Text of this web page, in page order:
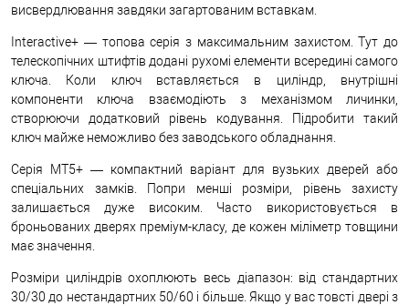
висвердлювання завдяки загартованим вставкам.
Interactive+ — топова серія з максимальним захистом. Тут до
телескопічних штифтів додані рухомі елементи всередині самого
ключа. Коли ключ вставляється в циліндр, внутрішні
компоненти ключа взаємодіють з механізмом личинки,
створюючи додатковий рівень кодування. Підробити такий
ключ майже неможливо без заводського обладнання.
Серія MT5+ — компактний варіант для вузьких дверей або
спеціальних замків. Попри менші розміри, рівень захисту
залишається дуже високим. Часто використовується в
броньованих дверях преміум-класу, де кожен міліметр товщини
має значення.
Розміри циліндрів охоплюють весь діапазон: від стандартних
30/30 до нестандартних 50/60 і більше. Якщо у вас товсті двері з